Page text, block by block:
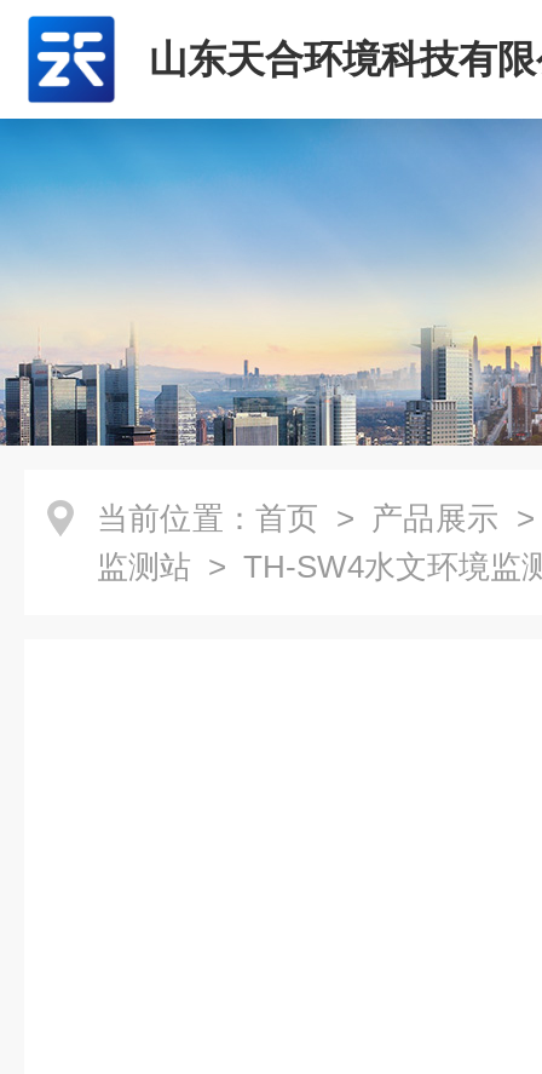
山东天合环境科技有
当前位置： 首页 > 产品展示
监测站 > TH-SW4水文环境监